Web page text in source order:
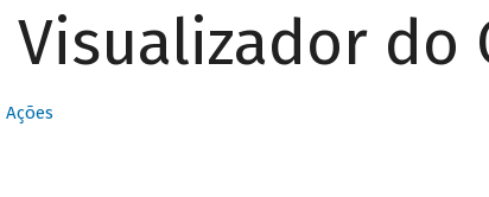
Visualizador do
Ações